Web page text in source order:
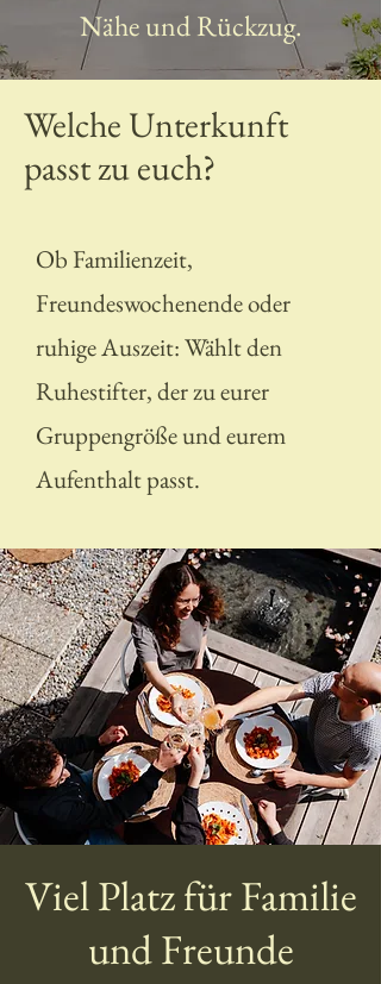
Nähe und Rückzug.
Welche Unterkunft
passt zu euch?
Ob Familienzeit,
Freundeswochenende oder
ruhige Auszeit: Wählt den
Ruhestifter, der zu eurer
Gruppengröße und eurem
Aufenthalt passt.
Viel Platz für Familie
und Freunde